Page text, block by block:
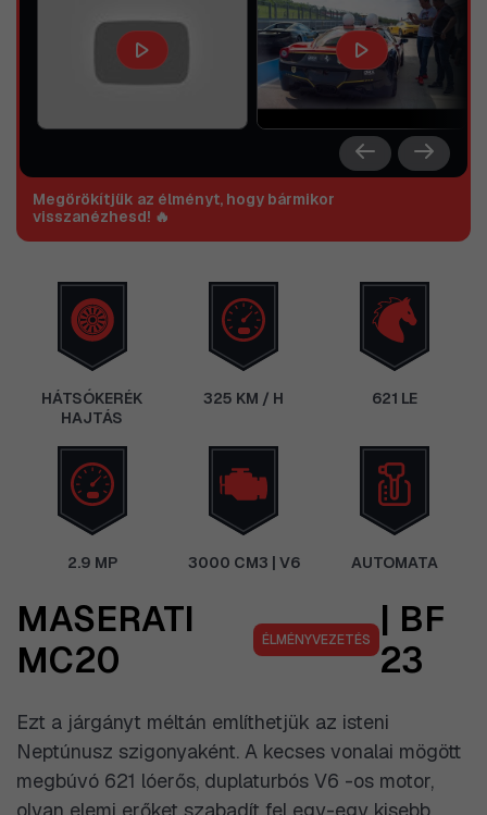
Megörökítjük az élményt, hogy bármikor
visszanézhesd! 🔥
HÁTSÓKERÉK
HAJTÁS
325 KM / H 621 LE
2.9 MP 3000 CM3 | V6 AUTOMATA
MASERATI
MC20
ÉLMÉNYVEZETÉS
| BF
23
Ezt a járgányt méltán említhetjük az isteni
Neptúnusz szigonyaként. A kecses vonalai mögött
megbúvó 621 lóerős, duplaturbós V6 -os motor,